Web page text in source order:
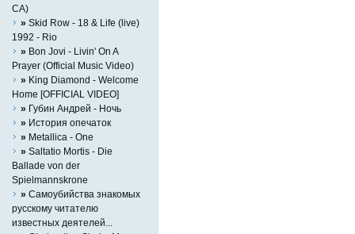
CA)
» Skid Row - 18 & Life (live)
1992 - Rio
» Bon Jovi - Livin' On A
Prayer (Official Music Video)
» King Diamond - Welcome
Home [OFFICIAL VIDEO]
» Губин Андрей - Ночь
» История опечаток
» Metallica - One
» Saltatio Mortis - Die
Ballade von der
Spielmannskrone
» Самоубийства знакомых
русскому читателю
известных деятелей...